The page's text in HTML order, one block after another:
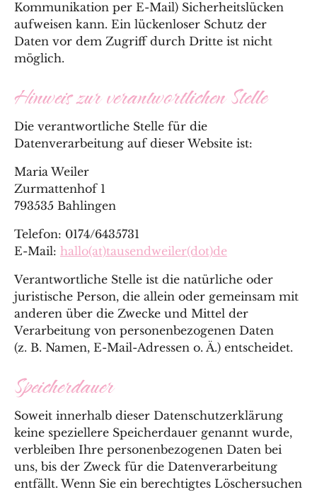
Kommunikation per E-Mail) Sicherheitslücken
aufweisen kann. Ein lückenloser Schutz der
Daten vor dem Zugriff durch Dritte ist nicht
möglich.
Hinweis zur verantwortlichen Stelle
Die verantwortliche Stelle für die
Datenverarbeitung auf dieser Website ist:
Maria Weiler
Zurmattenhof 1
793535 Bahlingen
Telefon: 0174/6435731
E-Mail: hallo(at)tausendweiler(dot)de
Verantwortliche Stelle ist die natürliche oder
juristische Person, die allein oder gemeinsam mit
anderen über die Zwecke und Mittel der
Verarbeitung von personenbezogenen Daten
(z. B. Namen, E-Mail-Adressen o. Ä.) entscheidet.
Speicherdauer
Soweit innerhalb dieser Datenschutzerklärung
keine speziellere Speicherdauer genannt wurde,
verbleiben Ihre personenbezogenen Daten bei
uns, bis der Zweck für die Datenverarbeitung
entfällt. Wenn Sie ein berechtigtes Löschersuchen